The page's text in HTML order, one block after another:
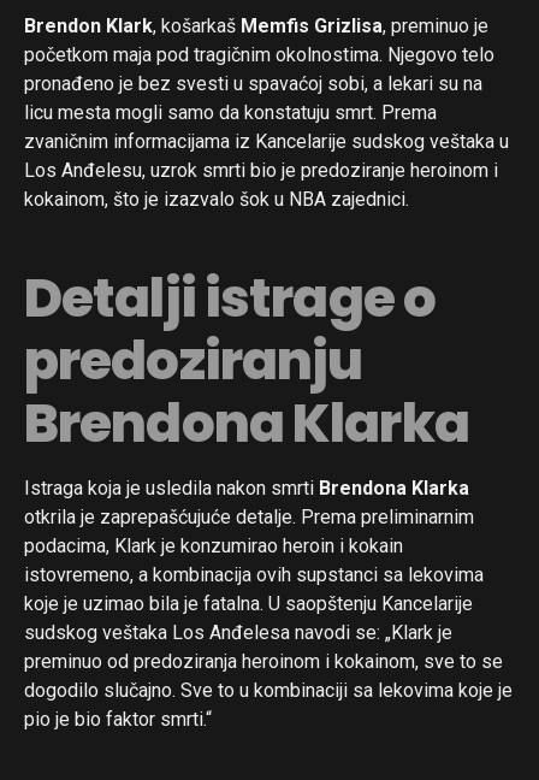
Brendon Klark, košarkaš Memfis Grizlisa, preminuo je
početkom maja pod tragičnim okolnostima. Njegovo telo
pronađeno je bez svesti u spavaćoj sobi, a lekari su na
licu mesta mogli samo da konstatuju smrt. Prema
zvaničnim informacijama iz Kancelarije sudskog veštaka u
Los Anđelesu, uzrok smrti bio je predoziranje heroinom i
kokainom, što je izazvalo šok u NBA zajednici.
Detalji istrage o
predoziranju
Brendona Klarka
Istraga koja je usledila nakon smrti Brendona Klarka
otkrila je zaprepašćujuće detalje. Prema preliminarnim
podacima, Klark je konzumirao heroin i kokain
istovremeno, a kombinacija ovih supstanci sa lekovima
koje je uzimao bila je fatalna. U saopštenju Kancelarije
sudskog veštaka Los Anđelesa navodi se: „Klark je
preminuo od predoziranja heroinom i kokainom, sve to se
dogodilo slučajno. Sve to u kombinaciji sa lekovima koje je
pio je bio faktor smrti.“